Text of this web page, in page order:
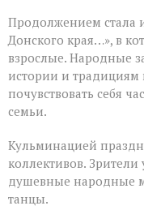
Продолжением стала
Донского края…», в
взрослые. Народные
истории и традициям
почувствовать себя
семьи.
Кульминацией
коллективов.
душевные народные
танцы.